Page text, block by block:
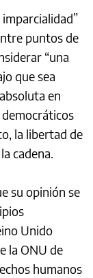
puntos de
“una
que sea
en
la libertad de
cadena.
su opinión se
Unido
la ONU de
humanos